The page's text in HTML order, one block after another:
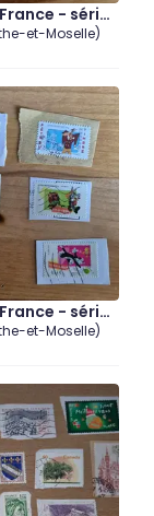
- séries
et-Moselle)
- séries
et-Moselle)